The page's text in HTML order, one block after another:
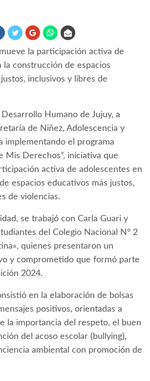
la participación activa de
la construcción de espacios
inclusivos y libres de
Humano de Jujuy, a
de Niñez, Adolescencia y
implementando el programa
Mis Derechos”, iniciativa que
activa de adolescentes en
espacios educativos más justos,
de violencias.
se trabajó con Carla Guari y
del Colegio Nacional N° 2
quienes presentaron un
y comprometido que formó parte
2024.
en la elaboración de bolsas
positivos, orientadas a
la importancia del respeto, el buen
del acoso escolar (bullying),
ambiental con promoción de